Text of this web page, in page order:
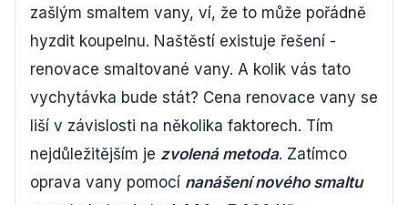
zašlým smaltem vany, ví, že to může pořádně
hyzdit koupelnu. Naštěstí existuje řešení -
renovace smaltované vany. A kolik vás tato
vychytávka bude stát? Cena renovace vany se
liší v závislosti na několika faktorech. Tím
nejdůležitějším je zvolená metoda. Zatímco
oprava vany pomocí nanášení nového smaltu